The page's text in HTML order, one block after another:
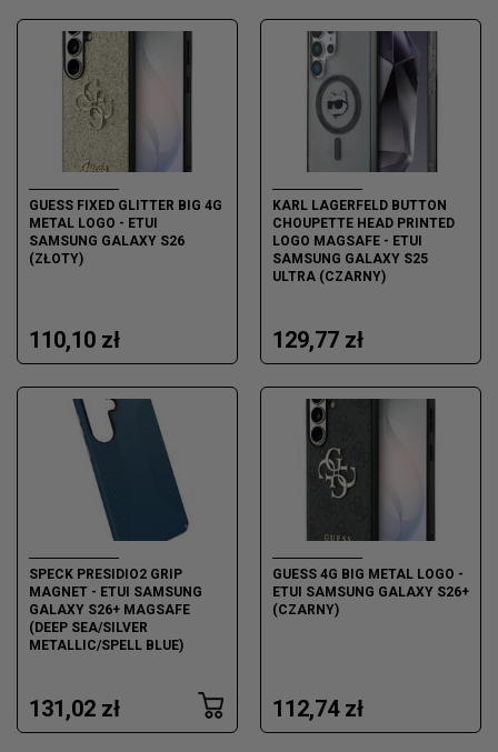
GUESS FIXED GLITTER BIG 4G
METAL LOGO - ETUI
SAMSUNG GALAXY S26
(ZŁOTY)
110,10 zł
KARL LAGERFELD BUTTON
CHOUPETTE HEAD PRINTED
LOGO MAGSAFE - ETUI
SAMSUNG GALAXY S25
ULTRA (CZARNY)
129,77 zł
SPECK PRESIDIO2 GRIP
MAGNET - ETUI SAMSUNG
GALAXY S26+ MAGSAFE
(DEEP SEA/SILVER
METALLIC/SPELL BLUE)
131,02 zł
GUESS 4G BIG METAL LOGO -
ETUI SAMSUNG GALAXY S26+
(CZARNY)
112,74 zł